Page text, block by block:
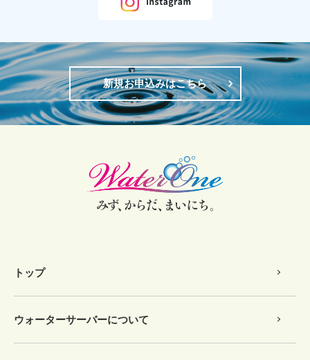
新規お申込みはこちら
トップ
ウォーターサーバーについて